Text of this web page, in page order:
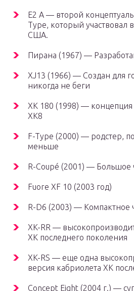
E2 A — второй
Type, который участвовал
США.
Пирана (1967) —
XJ13 (1966) — Создан для
никогда не беги
XK 180 (1998) — концепция
XK8
F-Type (2000) — родстер,
меньше
R-Coupé (2001) — Большое
Fuore XF 10 (2003 год)
R-D6 (2003) — Компактное
XK-RR —
XK последнего поколения
XK-RS — еще одна
версия кабриолета XK
Concept Eight (2004 г.) —